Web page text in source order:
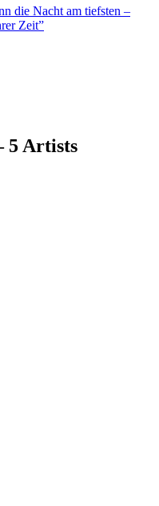
die Nacht am tiefsten –
Zeit”
5 Artists